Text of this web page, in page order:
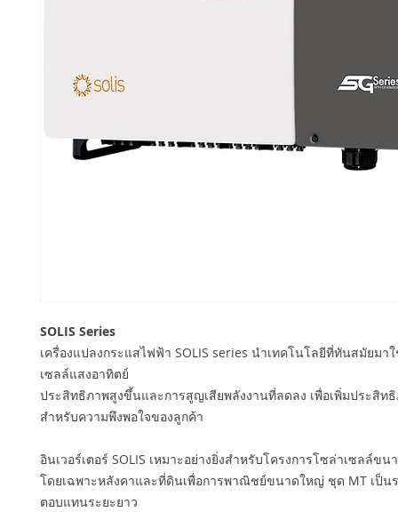
SOLIS Series
เครื่องแปลงกระแสไฟฟ้า SOLIS series นำเทคโนโลยีที่ทันสมัยมา
เซลล์แสงอาทิตย์
ประสิทธิภาพสูงขึ้นและการสูญเสียพลังงานที่ลดลง เพื่อเพิ่มประสิท
สำหรับความพึงพอใจของลูกค้า
อินเวอร์เตอร์ SOLIS เหมาะอย่างยิ่งสำหรับโครงการโซล่าเซลล์ขน
โดยเฉพาะหลังคาและที่ดินเพื่อการพาณิชย์ขนาดใหญ่ ชุด MT เป็น
ตอบแทนระยะยาว